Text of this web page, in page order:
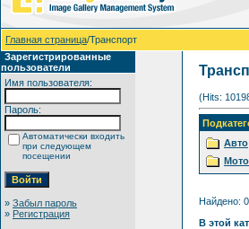
Главная страница/Транспорт
Зарегистрированные
пользователи
Имя пользователя:
Пароль:
Автоматически входить
при следующем
посещении
» Забыл пароль
» Регистрация
(Hits:
Авто
Мото
Найдено:
В этой